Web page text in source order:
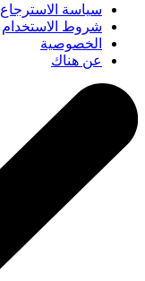
سياسة الاسترجاع
شروط الاستخدام
الخصوصية
عن هناك